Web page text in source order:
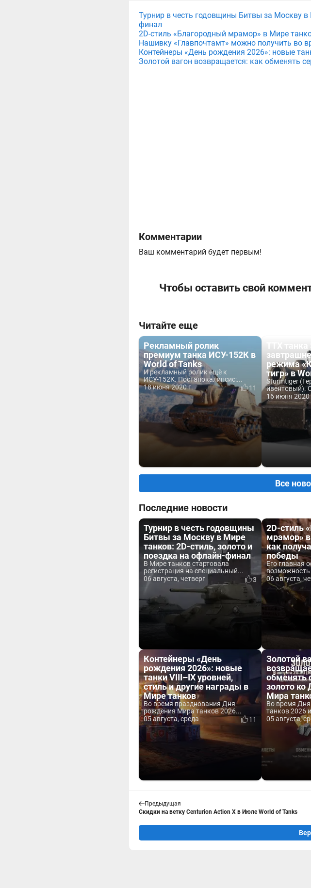
Турнир в честь годовщины Битвы за Москву
финал
2D-стиль «Благородный мрамор» в Мире
Нашивку «Главпочтамт» можно получить во
Контейнеры «День рождения 2026»: новые
Золотой вагон возвращается: как обменять
Комментарии
Ваш комментарий будет первым!
Чтобы оставить свой
Читайте еще
Рекламный ролик
премиум танка ИСУ-152К в
World of Tanks
И рекламный ролик ещё к
ИСУ-152К. Постапокалипсис:...
18 июня 2020 г.
11
ТТХ
режима
тигр» в
Sturmtiger
ивентовый).
16 июня 2020
Все
Последние новости
Турнир в честь годовщины
Битвы за Москву в Мире
танков: 2D-стиль, золото и
поездка на офлайн-финал
В Мире танков стартовала
регистрация на специальный...
06 августа, четверг
3
2D-стиль
мрамор»
как
победы
Его главная
06 августа,
Контейнеры «День
рождения 2026»: новые
танки VIII–IX уровней,
стиль и другие награды в
Мире танков
Во время празднования Дня
рождения Мира танков 2026...
05 августа, среда
11
Золотой
обменять
золото
Мира
Во время
танков 2026
05 августа,
Предыдущая
Скидки на ветку Centurion Action X в Июле World of Tanks